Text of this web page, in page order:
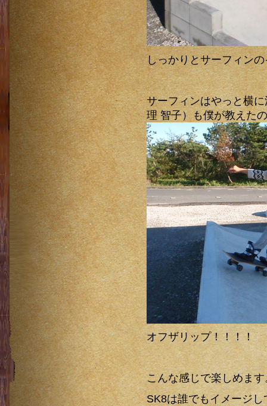
しっかりとサーフィン
サーフィンはやっと横
理 智子）も僕が教えた
オフザリップ！！！！
こんな感じで楽しめます
SK8は誰でもイメージ